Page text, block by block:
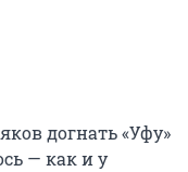
догнать «Уфу»
— как и у